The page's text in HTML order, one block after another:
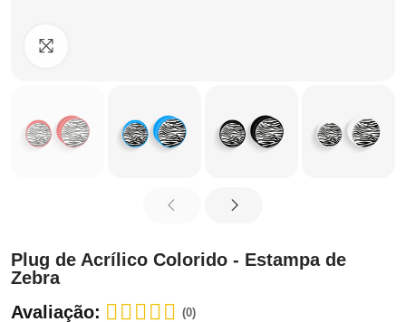
Plug de Acrílico Colorido - Estampa de
Zebra
Avaliação:
(0)